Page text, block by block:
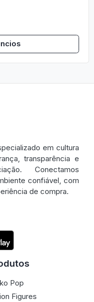
em cultura
transparência e
Conectamos
confiável, com
de compra.
Pop
Figures